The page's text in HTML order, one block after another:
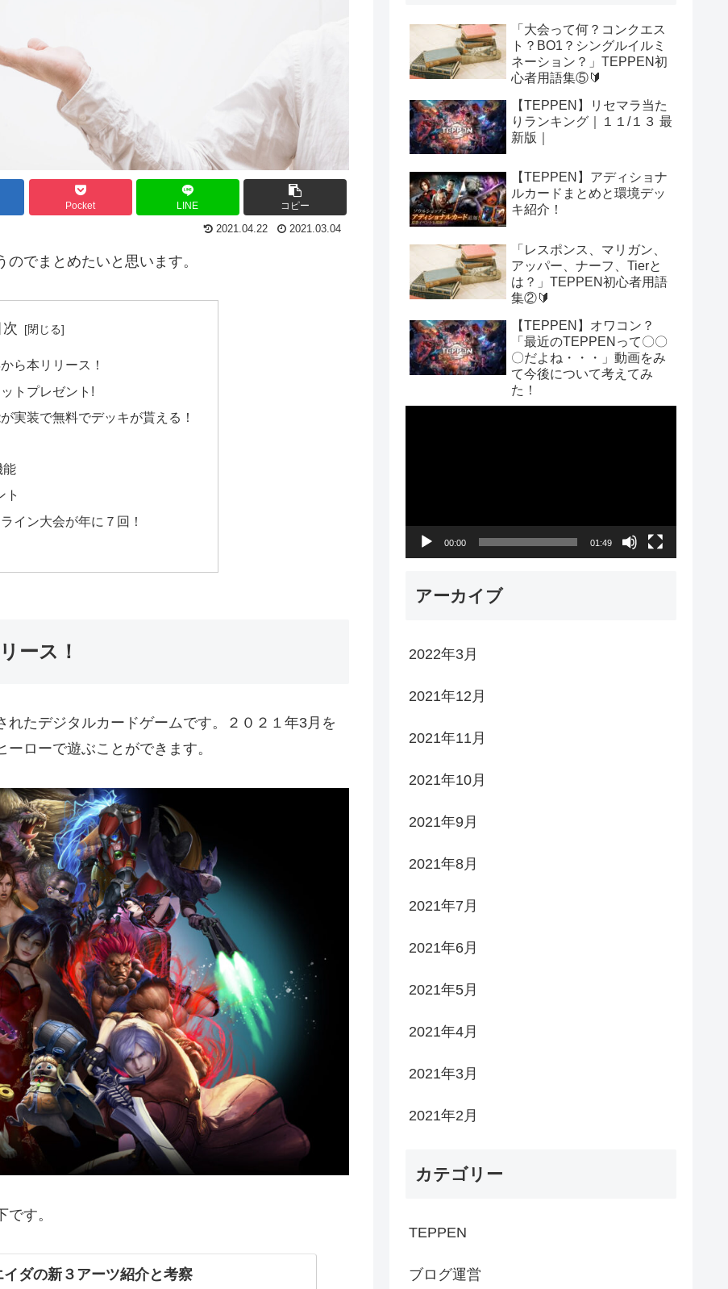
Pocket LINE コピー
2021.04.22 2021.03.04
でまとめたいと思います。
次
ら本リリース！
トプレゼント!
実装で無料でデッキが貰える！
能
ト
イン大会が年に７回！
ース！
たデジタルカードゲームです。２０２１年3月を
ローで遊ぶことができます。
す。
イダの新３アーツ紹介と考察
「大会って何？コンクエス
ト？BO1？シングルイルミ
ネーション？」TEPPEN初
心者用語集⑤🔰
【TEPPEN】リセマラ当た
りランキング｜１１/１３ 最
新版｜
【TEPPEN】アディショナ
ルカードまとめと環境デッ
キ紹介！
「レスポンス、マリガン、
アッパー、ナーフ、Tierと
は？」TEPPEN初心者用語
集②🔰
【TEPPEN】オワコン？
「最近のTEPPENって〇〇
〇だよね・・・」動画をみ
て今後について考えてみ
た！
00:00 01:49
アーカイブ
2022年3月
2021年12月
2021年11月
2021年10月
2021年9月
2021年8月
2021年7月
2021年6月
2021年5月
2021年4月
2021年3月
2021年2月
カテゴリー
TEPPEN
ブログ運営